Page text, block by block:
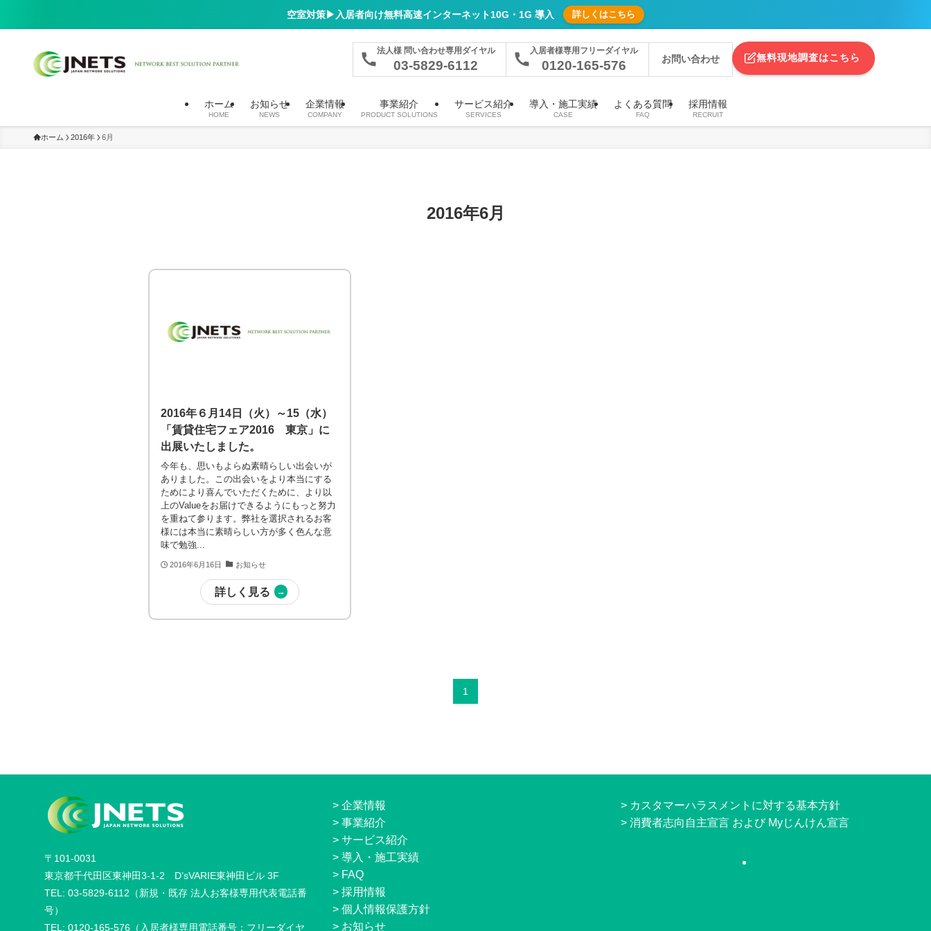
空室対策▶︎入居者向け無料高速インターネット10G・1G 導入 詳しくはこちら
ホーム
HOME
お知らせ
NEWS
企業情報
COMPANY
事業紹介
PRODUCT SOLUTIONS
サービス紹介
SERVICES
導入・施工実績
CASE
よくある質問
FAQ
採用情報
RECRUIT
法人様 問い合わせ専用ダイヤル
03-5829-6112
入居者様専用フリーダイヤル
0120-165-576 お問い合わせ 無料現地調査はこちら
ホーム 2016年 6月
2016年6月
2016年６月14日（火）～15（水）
「賃貸住宅フェア2016 東京」に
出展いたしました。
今年も、思いもよらぬ素晴らしい出会いが
ありました。この出会いをより本当にする
ためにより喜んでいただくために、より以
上のValueをお届けできるようにもっと努力
を重ねて参ります。弊社を選択されるお客
様には本当に素晴らしい方が多く色んな意
味で勉強...
2016年6月16日 お知らせ
詳しく見る
1
〒101-0031
東京都千代田区東神田3-1-2 D’sVARIE東神田ビル 3F
TEL: 03-5829-6112（新規・既存 法人お客様専用代表電話番
号）
TEL: 0120-165-576（入居者様専用電話番号：フリーダイヤ
> 企業情報
> 事業紹介
> サービス紹介
> 導入・施工実績
> FAQ
> 採用情報
> 個人情報保護方針
> お知らせ
> カスタマーハラスメントに対する基本方針
> 消費者志向自主宣言 および Myじんけん宣言